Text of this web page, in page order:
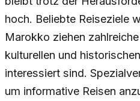
hoch. Beliebte Reiseziele
Marokko ziehen
kulturellen und
interessiert sind.
um informative Reisen